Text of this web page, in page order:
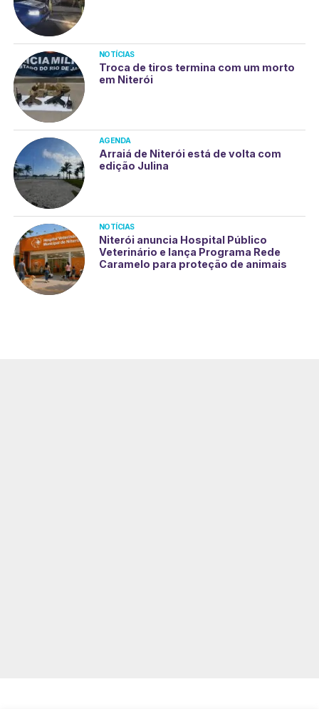
NOTÍCIAS
Troca de tiros termina com um morto
em Niterói
AGENDA
Arraiá de Niterói está de volta com
edição Julina
NOTÍCIAS
Niterói anuncia Hospital Público
Veterinário e lança Programa Rede
Caramelo para proteção de animais